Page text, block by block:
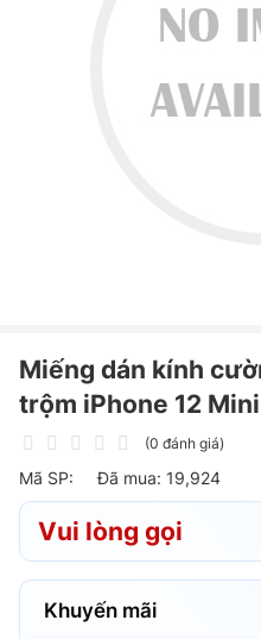
Miếng dán kính
trộm iPhone 12 Mini
(0 đánh giá)
Mã SP: Đã mua: 19,924
Vui lòng gọi
Khuyến mãi